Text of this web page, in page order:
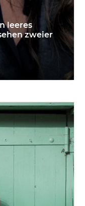
leeres
zweier